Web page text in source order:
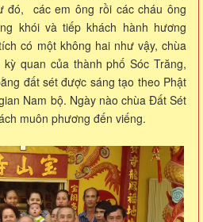
đó, các em ông rồi các cháu ông
khói và tiếp khách hành hương
có một không hai như vậy, chùa
quan của thành phố Sóc Trăng,
đất sét được sáng tạo theo Phật
Nam bộ. Ngày nào chùa Đất Sét
muôn phương đến viếng.